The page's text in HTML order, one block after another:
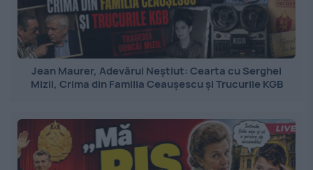
Jean Maurer, Adevărul Neștiut: Cearta cu Serghei
Mizil, Crima din Familia Ceaușescu și Trucurile KGB